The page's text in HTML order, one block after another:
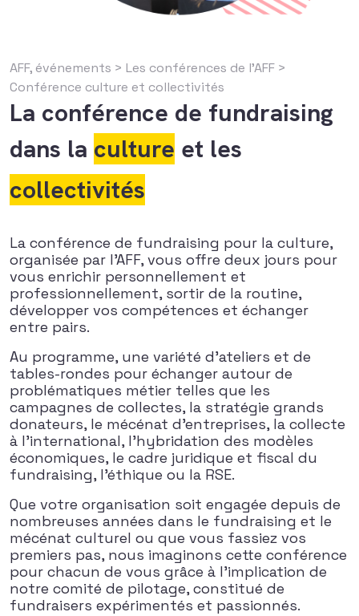
AFF, événements > Les conférences de l’AFF >
Conférence culture et collectivités
La conférence de fundraising
dans la culture et les
collectivités
La conférence de fundraising pour la culture,
organisée par l’AFF, vous offre deux jours pour
vous enrichir personnellement et
professionnellement, sortir de la routine,
développer vos compétences et échanger
entre pairs.
Au programme, une variété d’ateliers et de
tables-rondes pour échanger autour de
problématiques métier telles que les
campagnes de collectes, la stratégie grands
donateurs, le mécénat d’entreprises, la collecte
à l’international, l’hybridation des modèles
économiques, le cadre juridique et fiscal du
fundraising, l’éthique ou la RSE.
Que votre organisation soit engagée depuis de
nombreuses années dans le fundraising et le
mécénat culturel ou que vous fassiez vos
premiers pas, nous imaginons cette conférence
pour chacun de vous grâce à l’implication de
notre comité de pilotage, constitué de
fundraisers expérimentés et passionnés.